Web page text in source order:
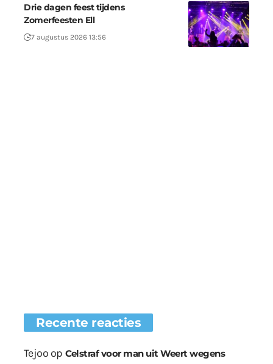
Drie dagen feest tijdens
Zomerfeesten Ell
7 augustus 2026 13:56
Recente reacties
Tejoo op Celstraf voor man uit Weert wegens